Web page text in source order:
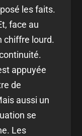
les faits.
face au
chiffre lourd.
appuyée
de
aussi un
se
Les